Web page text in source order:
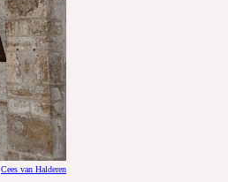
Cees van Halderen